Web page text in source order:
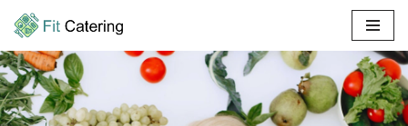
Przejdź
do
treści